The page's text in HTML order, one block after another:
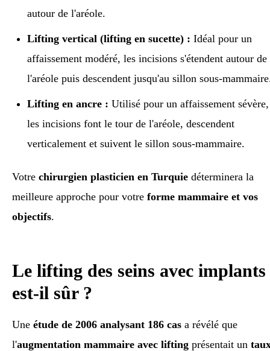
autour de l'aréole.
Lifting vertical (lifting en sucette) : Idéal pour un
affaissement modéré, les incisions s'étendent autour de
l'aréole puis descendent jusqu'au sillon sous-
Lifting en ancre : Utilisé pour un affaissement sévère,
les incisions font le tour de l'aréole, descendent
verticalement et suivent le sillon sous-mammaire.
Votre chirurgien plasticien en Turquie déterminera la
meilleure approche pour votre forme mammaire et vos
objectifs.
Le lifting des seins avec implants
est-il sûr ?
Une étude de 2006 analysant 186 cas a révélé que
l'augmentation mammaire avec lifting présentait un